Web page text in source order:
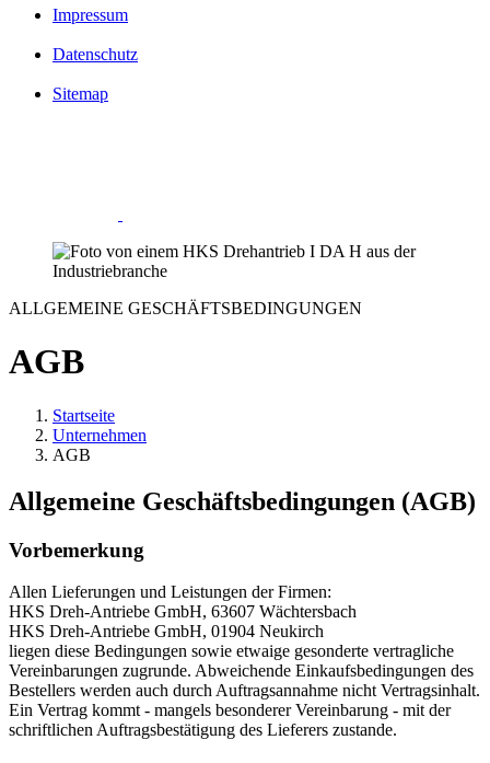
Impressum
Datenschutz
Sitemap
ALLGEMEINE GESCHÄFTSBEDINGUNGEN
AGB
Startseite
Unternehmen
AGB
Allgemeine Geschäftsbedingungen (AGB)
Vorbemerkung
Allen Lieferungen und Leistungen der Firmen:
HKS Dreh-Antriebe GmbH, 63607 Wächtersbach
HKS Dreh-Antriebe GmbH, 01904 Neukirch
liegen diese Bedingungen sowie etwaige gesonderte vertragliche
Vereinbarungen zugrunde. Abweichende Einkaufsbedingungen des
Bestellers werden auch durch Auftragsannahme nicht Vertragsinhalt.
Ein Vertrag kommt - mangels besonderer Vereinbarung - mit der
schriftlichen Auftragsbestätigung des Lieferers zustande.